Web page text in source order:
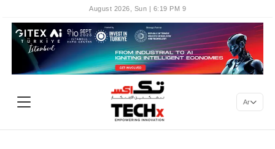
9 August 2026, Sun | 6:19 PM
Ar